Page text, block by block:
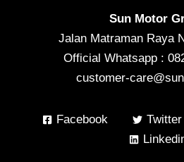
Sun Motor
Jalan Matraman Raya
Official Whatsapp :
customer-
Facebook Twitter